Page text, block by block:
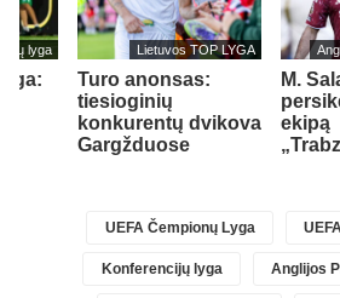
lyga Lietuvos TOP LYGA
Turo anonsas:
tiesioginių
konkurentų dvikova
Gargžduose
M.
ekipą
UEFA Čempionų Lyga
Konferencijų lyga Anglijos